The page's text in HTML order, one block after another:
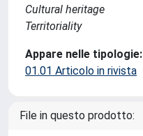
Cultural heritage
Territoriality
Appare nelle tipologie:
01.01 Articolo in rivista
File in questo prodotto: